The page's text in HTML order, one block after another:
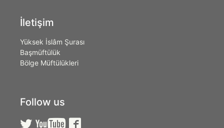
İletişim
Yüksek İslâm Şurası
Başmüftülük
Bölge Müftülükleri
Follow us
  